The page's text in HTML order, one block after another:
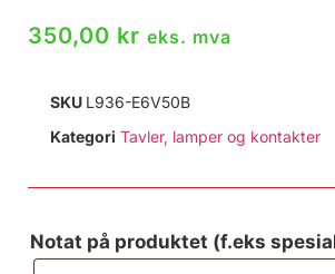
350,00 kr eks. mva
SKU L936-E6V50B
Kategori Tavler, lamper og kontakter
Notat på produktet (f.eks